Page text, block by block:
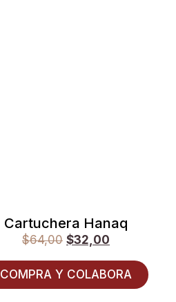
Cartuchera Hanaq
$64,00 $32,00
COMPRA Y COLABORA